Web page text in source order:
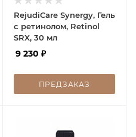
RejudiCare Synergy, Гель
с ретинолом, Retinol
SRX, 30 мл
9 230 ₽
ПРЕДЗАКАЗ